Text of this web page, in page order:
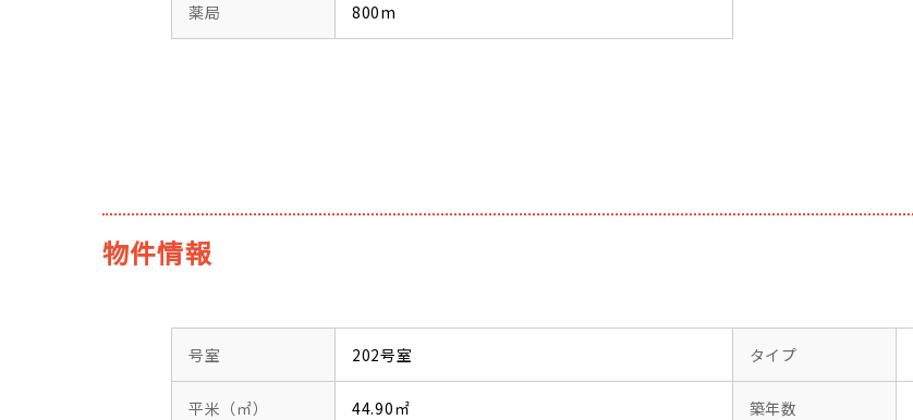
薬局 800m
物件情報
号室 202号室 タイプ
平米（㎡） 44.90㎡ 築年数